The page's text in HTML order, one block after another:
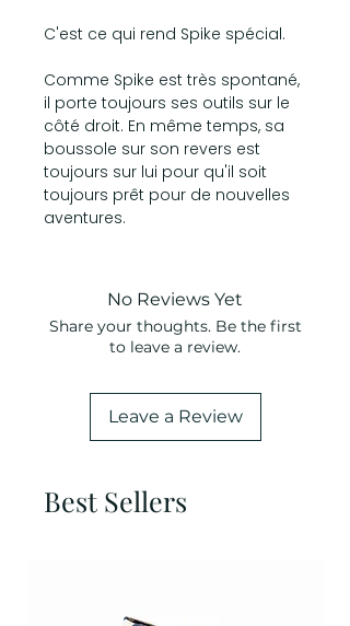
C'est ce qui rend Spike spécial.
Comme Spike est très spontané,
il porte toujours ses outils sur le
côté droit. En même temps, sa
boussole sur son revers est
toujours sur lui pour qu'il soit
toujours prêt pour de nouvelles
aventures.
No Reviews Yet
Share your thoughts. Be the first
to leave a review.
Leave a Review
Best Sellers